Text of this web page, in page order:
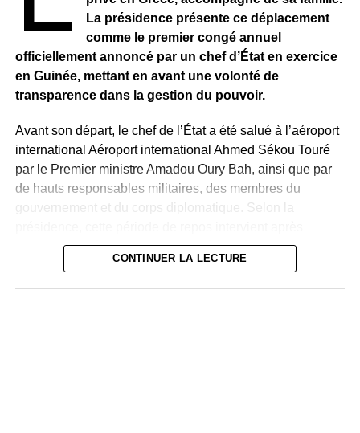
La présidence présente ce déplacement
comme le premier congé annuel
officiellement annoncé par un chef d’État en exercice
en Guinée, mettant en avant une volonté de
transparence dans la gestion du pouvoir.
Avant son départ, le chef de l’État a été salué à l’aéroport
international Aéroport international Ahmed Sékou Touré
par le Premier ministre Amadou Oury Bah, ainsi que par
de hauts responsables militaires, des membres du
gouvernement et du corps diplomatique. Selon la
plusieurs années d’intense activité à la tête du pays et
précède la poursuite des réformes engagées.
CONTINUER LA LECTURE